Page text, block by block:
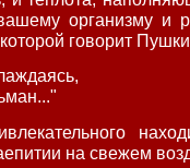
организму и
говорит
на свежем